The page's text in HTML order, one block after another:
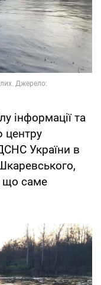
інформації та
центру
України в
що саме